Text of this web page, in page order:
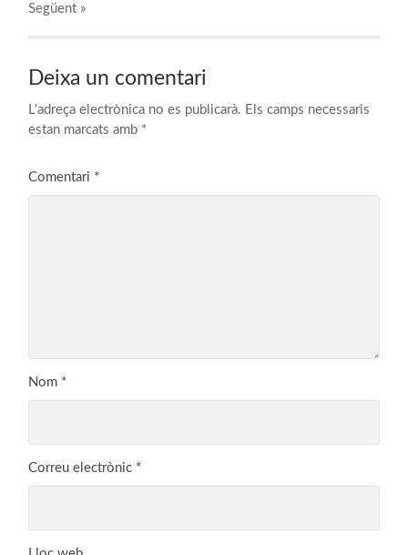
Següent »
Deixa un comentari
L'adreça electrònica no es publicarà. Els camps necessaris
estan marcats amb *
Comentari *
Nom *
Correu electrònic *